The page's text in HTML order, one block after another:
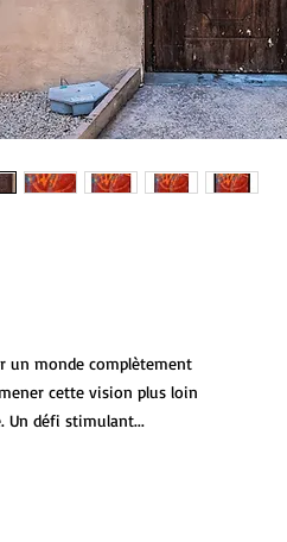
un monde complètement
cette vision plus loin
Un défi stimulant...